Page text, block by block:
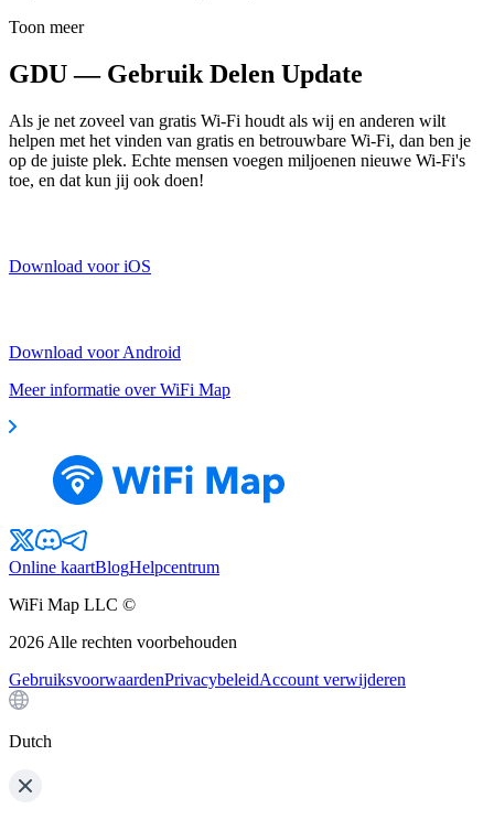
Toon meer
GDU — Gebruik Delen Update
Als je net zoveel van gratis Wi-Fi houdt als wij en anderen wilt
helpen met het vinden van gratis en betrouwbare Wi-Fi, dan ben je
op de juiste plek. Echte mensen voegen miljoenen nieuwe Wi-Fi's
toe, en dat kun jij ook doen!
Download voor iOS
Download voor Android
Meer informatie over WiFi Map
Online kaartBlogHelpcentrum
WiFi Map LLC ©
2026 Alle rechten voorbehouden
GebruiksvoorwaardenPrivacybeleidAccount verwijderen
Dutch